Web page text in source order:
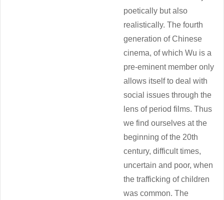
poetically but also
realistically. The fourth
generation of Chinese
cinema, of which Wu is a
pre-eminent member only
allows itself to deal with
social issues through the
lens of period films. Thus
we find ourselves at the
beginning of the 20th
century, difficult times,
uncertain and poor, when
the trafficking of children
was common. The